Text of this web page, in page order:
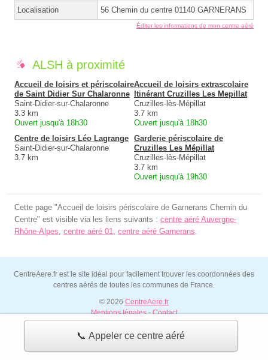
📞 Appeler ce centre aéré
Localisation 56 Chemin du centre 01140 GARNERANS
Éditer les informations de mon centre aéré
ALSH à proximité
Accueil de loisirs et périscolaire
de Saint Didier Sur Chalaronne
Saint-Didier-sur-Chalaronne
3.3 km
Ouvert jusqu'à 18h30
Accueil de loisirs extrascolaire
Itinérant Cruzilles Les Mepillat
Cruzilles-lès-Mépillat
3.7 km
Ouvert jusqu'à 18h30
Centre de loisirs Léo Lagrange
Saint-Didier-sur-Chalaronne
3.7 km
Garderie périscolaire de
Cruzilles Les Mépillat
Cruzilles-lès-Mépillat
3.7 km
Ouvert jusqu'à 19h30
Cette page "Accueil de loisirs périscolaire de Garnerans Chemin du
Centre" est visible via les liens suivants : centre aéré Auvergne-
Rhône-Alpes centre aéré 01 centre aéré Garnerans
CentreAere.fr est le site idéal pour facilement trouver les coordonnées des
centres aérés de toutes les communes de France.
© 2026 CentreAere.fr
Mentions légales-Contact